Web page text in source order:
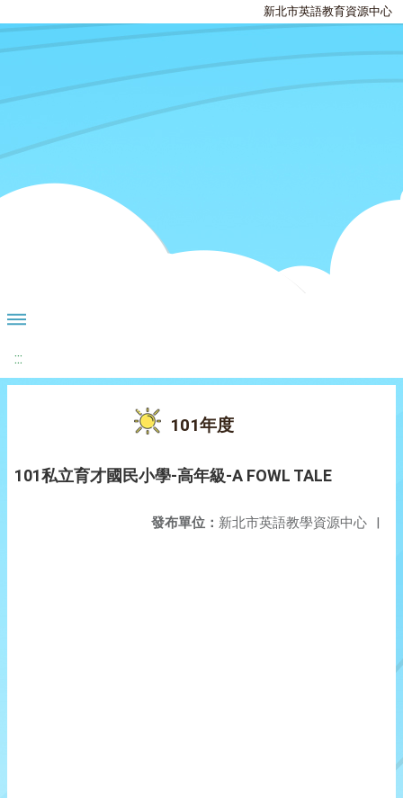
新北市英語教育資源中心
:::
101年度
101私立育才國民小學-高年級-A FOWL TALE
發布單位： 新北市英語教學資源中心 |